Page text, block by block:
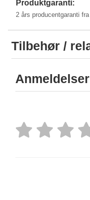
Produktgaranti:
2 års producentgaranti
Tilbehør /
Anmeldelser